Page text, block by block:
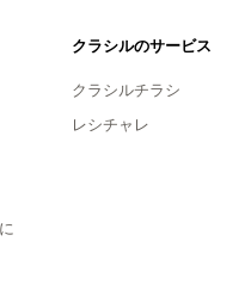
クラシルのサービス
クラシルチラシ
レシチャレ